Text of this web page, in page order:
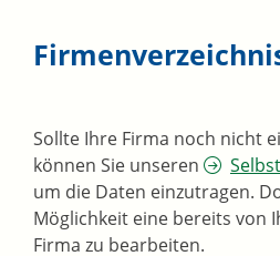
Sollte Ihre Firma noch nicht
können Sie unseren
um die Daten einzutragen.
Möglichkeit eine bereits von
Firma zu bearbeiten.